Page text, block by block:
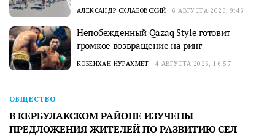
АЛЕКСАНДР СКЛАБОВСКИЙ 6 АВГУСТА 2026, 9:46
Непобежденный Qazaq Style готовит
громкое возвращение на ринг
КОБЕЙХАН НУРАХМЕТ 4 АВГУСТА 2026, 16:57
ОБЩЕСТВО
В КЕРБУЛАКСКОМ РАЙОНЕ ИЗУЧЕНЫ
ПРЕДЛОЖЕНИЯ ЖИТЕЛЕЙ ПО РАЗВИТИЮ СЕЛ